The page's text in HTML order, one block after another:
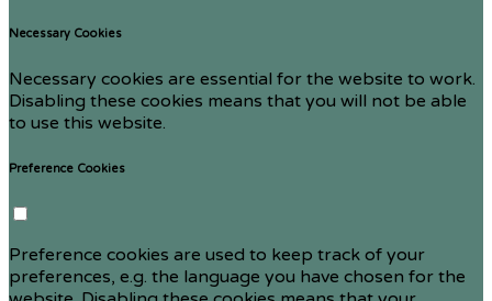
Necessary Cookies
Necessary cookies are essential for the website to work.
Disabling these cookies means that you will not be able
to use this website.
Preference Cookies
Preference cookies are used to keep track of your
preferences, e.g. the language you have chosen for the